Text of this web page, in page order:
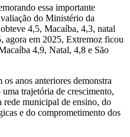
essa importante
do Ministério da
4,5, Macaíba, 4,3, natal
agora em 2025, Extremoz ficou
4,9, Natal, 4,8 e São
anos anteriores demonstra
trajetória de crescimento,
municipal de ensino, do
e do comprometimento dos